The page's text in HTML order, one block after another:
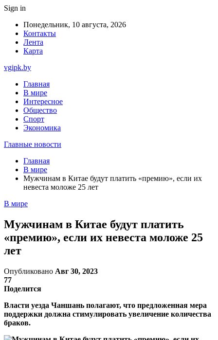
Sign in
Понедельник, 10 августа, 2026
Контакты
Лента
Карта
vgipk.by
Главная
В мире
Интересное
Общество
Спорт
Экономика
Главные новости
Главная
В мире
Мужчинам в Китае будут платить «премию», если их
невеста моложе 25 лет
В мире
Мужчинам в Китае будут платить
«премию», если их невеста моложе 25
лет
Опубликовано Авг 30, 2023
77
Поделится
Власти уезда Чаншань полагают, что предложенная мера
поддержки должна стимулировать увеличение количества
браков.